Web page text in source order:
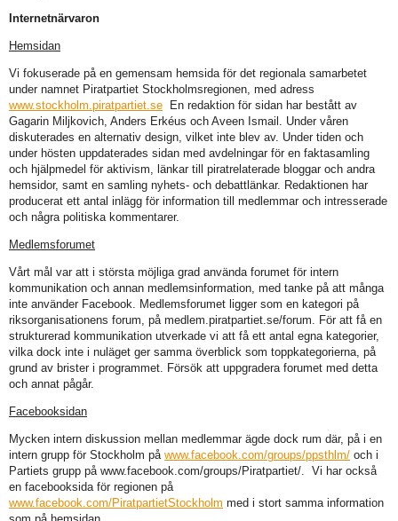
Internetnärvaron
Hemsidan
Vi fokuserade på en gemensam hemsida för det regionala samarbetet
under namnet Piratpartiet Stockholmsregionen, med adress
www.stockholm.piratpartiet.se En redaktion för sidan har bestått av
Gagarin Miljkovich, Anders Erkéus och Aveen Ismail. Under våren
diskuterades en alternativ design, vilket inte blev av. Under tiden och
under hösten uppdaterades sidan med avdelningar för en faktasamling
och hjälpmedel för aktivism, länkar till piratrelaterade bloggar och andra
hemsidor, samt en samling nyhets- och debattlänkar. Redaktionen har
producerat ett antal inlägg för information till medlemmar och intresserade
och några politiska kommentarer.
Medlemsforumet
Vårt mål var att i största möjliga grad använda forumet för intern
kommunikation och annan medlemsinformation, med tanke på att många
inte använder Facebook. Medlemsforumet ligger som en kategori på
riksorganisationens forum, på medlem.piratpartiet.se/forum. För att få en
strukturerad kommunikation utverkade vi att få ett antal egna kategorier,
vilka dock inte i nuläget ger samma överblick som toppkategorierna, på
grund av brister i programmet. Försök att uppgradera forumet med detta
och annat pågår.
Facebooksidan
Mycken intern diskussion mellan medlemmar ägde dock rum där, på i en
intern grupp för Stockholm på www.facebook.com/groups/ppsthlm/ och i
Partiets grupp på www.facebook.com/groups/Piratpartiet/. Vi har också
en facebooksida för regionen på
www.facebook.com/PiratpartietStockholm med i stort samma information